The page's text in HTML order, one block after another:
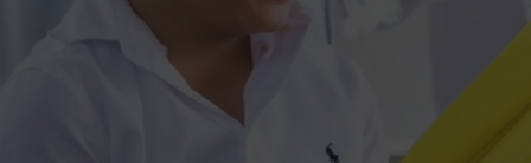
Noticias & Eventos
Contacto